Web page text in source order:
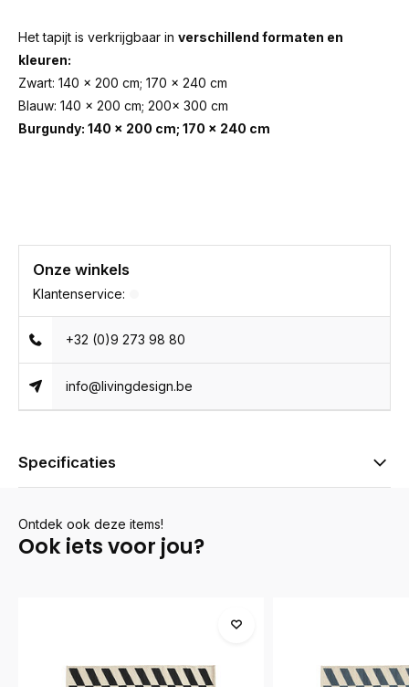
Het tapijt is verkrijgbaar in verschillend formaten en
kleuren:
Zwart: 140 x 200 cm; 170 x 240 cm
Blauw: 140 x 200 cm; 200x 300 cm
Burgundy: 140 x 200 cm; 170 x 240 cm
Onze winkels
Klantenservice:
+32 (0)9 273 98 80
info@livingdesign.be
Specificaties
Ontdek ook deze items!
Ook iets voor jou?